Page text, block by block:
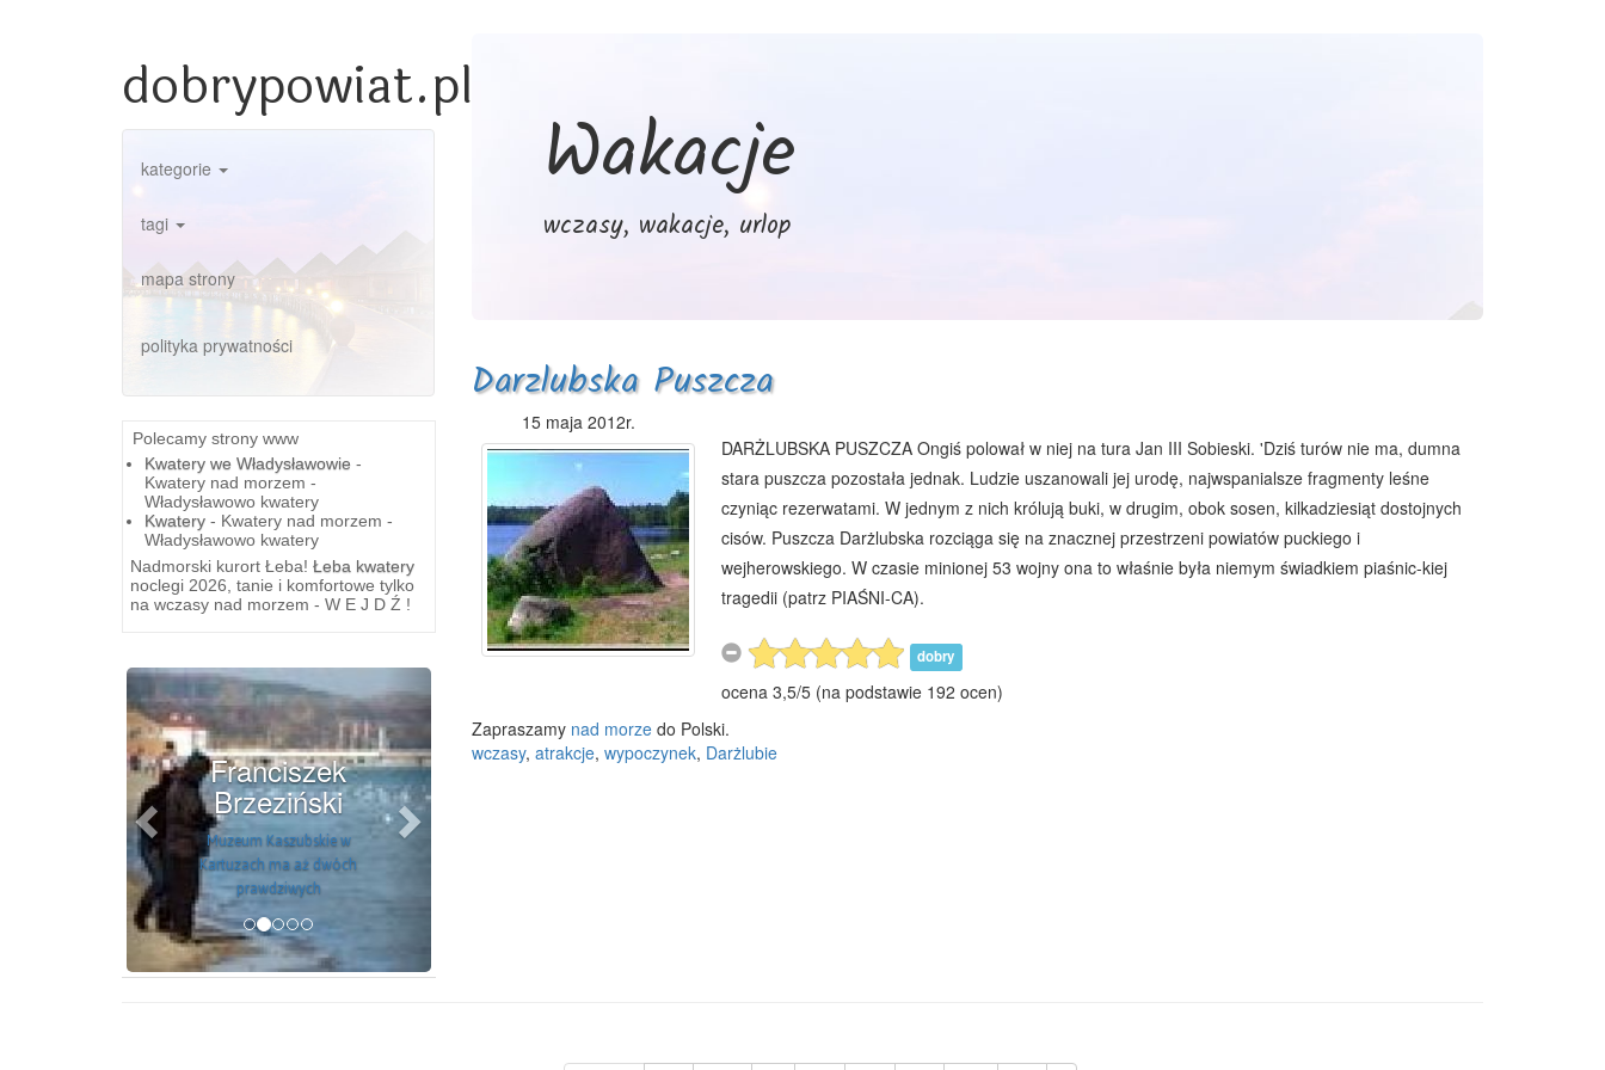
dobrypowiat.pl
kategorie
tagi
mapa strony
polityka prywatności
Polecamy strony www
Kwatery we Władysławowie -
Kwatery nad morzem -
Władysławowo kwatery
Kwatery - Kwatery nad morzem -
Władysławowo kwatery
Nadmorski kurort Łeba! Łeba kwatery
noclegi 2026, tanie i komfortowe tylko
na wczasy nad morzem - W E J D Ź !
Franciszek
Brzeziński
Muzeum Kaszubskie w
Kartuzach ma aż dwóch
prawdziwych
Previous Next
Wakacje
wczasy, wakacje, urlop
Darzlubska Puszcza
15 maja 2012r.
DARŻLUBSKA PUSZCZA Ongiś polował w niej na tura Jan III Sobieski. 'Dziś turów nie ma, dumna
stara puszcza pozostała jednak. Ludzie uszanowali jej urodę, najwspanialsze fragmenty leśne
czyniąc rezerwatami. W jednym z nich królują buki, w drugim, obok sosen, kilkadziesiąt dostojnych
cisów. Puszcza Darżlubska rozciąga się na znacznej przestrzeni powiatów puckiego i
wejherowskiego. W czasie minionej 53 wojny ona to właśnie była niemym świadkiem piaśnic-kiej
tragedii (patrz PIAŚNI-CA).
dobry
ocena 3,5/5(na podstawie 192 ocen)
Zapraszamy nad morzedo Polski.
wczasy, atrakcje, wypoczynek, Darżlubie